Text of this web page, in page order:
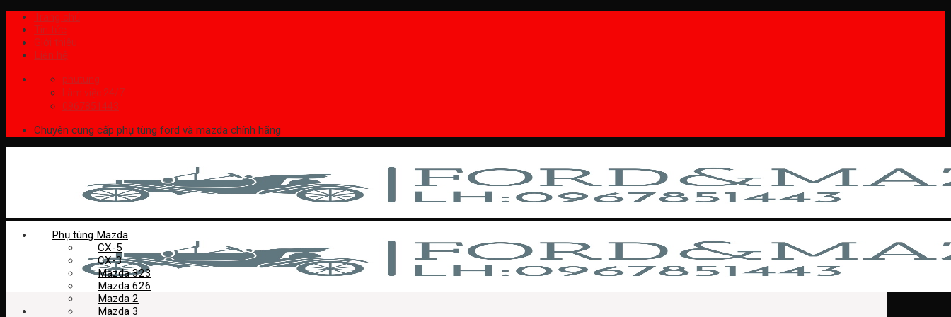
Skip
content
Trang chủ
Tin tức
Giới thiệu
Liên hệ
phutung
Làm việc 24/7
0967851443
Chuyên cung cấp phụ tùng ford và mazda chính hãng
Phụ tùng Mazda
CX-5
CX-3
Mazda 323
Mazda 626
Mazda 2
Mazda 3